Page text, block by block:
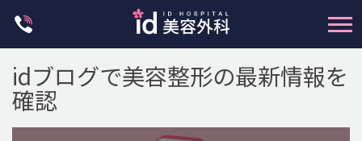
idブログで美容整形の最新情報を
確認